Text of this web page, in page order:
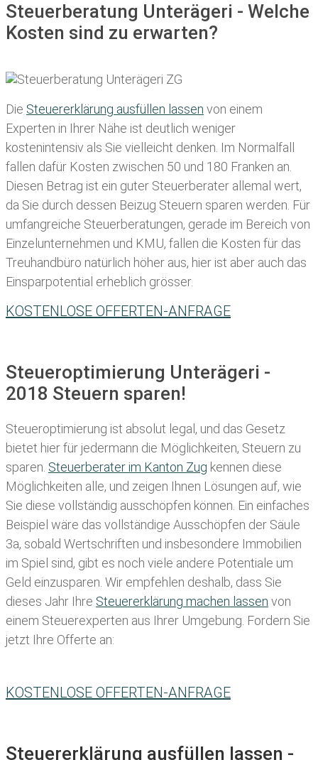
Steuerberatung Unterägeri - Welche
Kosten sind zu erwarten?
Die Steuererklärung ausfüllen lassen von einem
Experten in Ihrer Nähe ist deutlich weniger
kostenintensiv als Sie vielleicht denken. Im Normalfall
fallen dafür Kosten zwischen 50 und 180 Franken an.
Diesen Betrag ist ein guter Steuerberater allemal wert,
da Sie durch dessen Beizug Steuern sparen werden. Für
umfangreiche Steuerberatungen, gerade im Bereich von
Einzelunternehmen und KMU, fallen die Kosten für das
Treuhandbüro natürlich höher aus, hier ist aber auch das
Einsparpotential erheblich grösser.
KOSTENLOSE OFFERTEN-ANFRAGE
Steueroptimierung Unterägeri -
2018 Steuern sparen!
Steueroptimierung ist absolut legal, und das Gesetz
bietet hier für jedermann die Möglichkeiten, Steuern zu
sparen. Steuerberater im K anton Zug kennen diese
Möglichkeiten alle, und zeigen Ihnen Lösungen auf, wie
Sie diese vollständig ausschöpfen können. Ein einfaches
Beispiel wäre das vollständige Ausschöpfen der Säule
3a, sobald Wertschriften und insbesondere Immobilien
im Spiel sind, gibt es noch viele andere Potentiale um
Geld einzusparen. Wir empfehlen deshalb, dass Sie
dieses Jahr Ihre Steuererklärung machen lassen von
einem Steuerexperten aus Ihrer Umgebung. Fordern Sie
jetzt Ihre Offerte an:
KOSTENLOSE OFFERTEN-ANFRAGE
Steuererklärung ausfüllen lassen -